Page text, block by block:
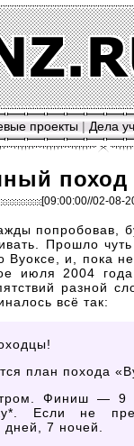
проекты | Дела
поход
[09:00:00//02-08-
Прошло
Вуоксе, и, пока
июля 2004
разной
всё так:
план похода
Финиш — 9
Если не
7 ночей.